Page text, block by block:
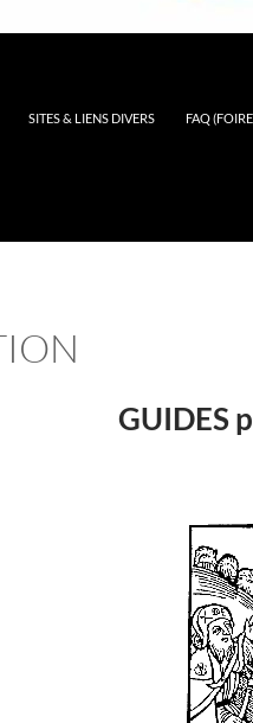
SITES & LIENS DIVERS FAQ
GUIDES